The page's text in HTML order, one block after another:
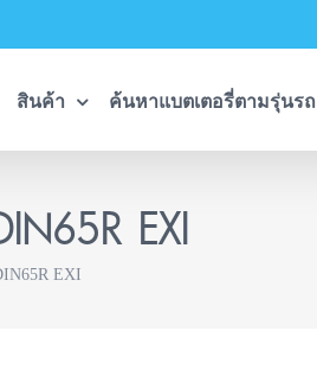
สินค้า ค้นหาแบตเตอรี่ตามรุ่นรถ
EXI
EXI